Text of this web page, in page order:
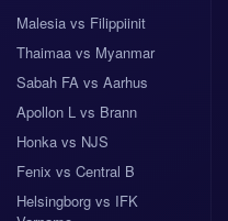
Malesia vs Filippiinit
Thaimaa vs Myanmar
Sabah FA vs Aarhus
Apollon L vs Brann
Honka vs NJS
Fenix vs Central B
Helsingborg vs IFK